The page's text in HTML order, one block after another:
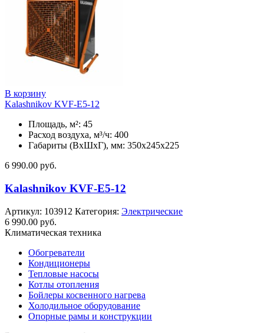
В корзину
Kalashnikov KVF-E5-12
Площадь, м²: 45
Расход воздуха, м³/ч: 400
Габариты (ВхШхГ), мм: 350x245x225
6 990.00 руб.
Kalashnikov KVF-E5-12
Артикул: 103912 Категория: Электрические
6 990.00 руб.
Климатическая техника
Обогреватели
Кондиционеры
Тепловые насосы
Котлы отопления
Бойлеры косвенного нагрева
Холодильное оборудование
Опорные рамы и конструкции